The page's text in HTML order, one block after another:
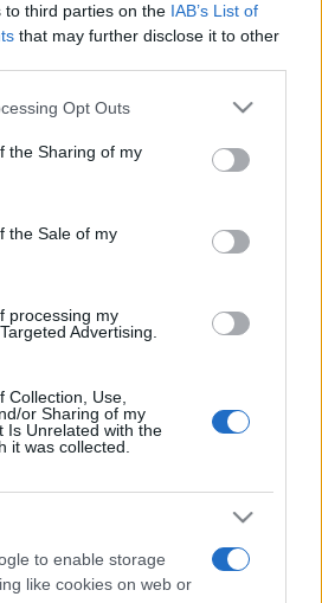
to third parties on the IAB’s List of
that may further disclose it to other
app uses one or more Google
usage behaviour. You may click to
Google and its third-party tags to
specified purposes in below Google
Opt Outs
the Sharing of my
the Sale of my
processing my
Advertising.
Collection, Use,
or Sharing of my
Is Unrelated with the
it was collected.
to enable storage
like cookies on web or
köre:
minden Magyarországon működő
alsó és felső határa:
könyvek beszerzése a TINTA
Kiskönyvtára sorozatából. Egy
10 000 és 100 000 Ft közötti
kiírásra május 20-ig nyújtható
kiírója a határidőn túl beérkező
el.
intézmény a pályázatba bevont
rendszeresített pályázati űrlapon